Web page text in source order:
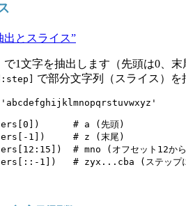
出とスライス”
で1文字を抽出します（先頭は0、末
で部分文字列（スライス）を
' abcdefghijklmnopqrstuvwxyz '
0 ]) # a (先頭)
- 1 ]) # z (末尾)
12 : 15 ]) # mno (オフセット12か
:: - 1 ]) # zyx...cba (ステップに